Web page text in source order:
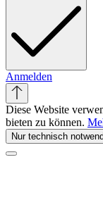
Anmelden
Diese Website
bieten zu können.
Nur technisch